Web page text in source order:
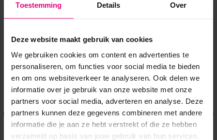
Toestemming Details Over
Deze website maakt gebruik van cookies
We gebruiken cookies om content en advertenties te
personaliseren, om functies voor social media te bieden
en om ons websiteverkeer te analyseren. Ook delen we
informatie over je gebruik van onze website met onze
partners voor social media, adverteren en analyse. Deze
partners kunnen deze gegevens combineren met andere
informatie die je aan ze hebt verstrekt of die ze hebben
verzameld op basis van jouw gebruik van hun services.
Application error: a client-side exception has occurred while
loadingwww.voordeeluitjes.nl (see the browser console for more
information).